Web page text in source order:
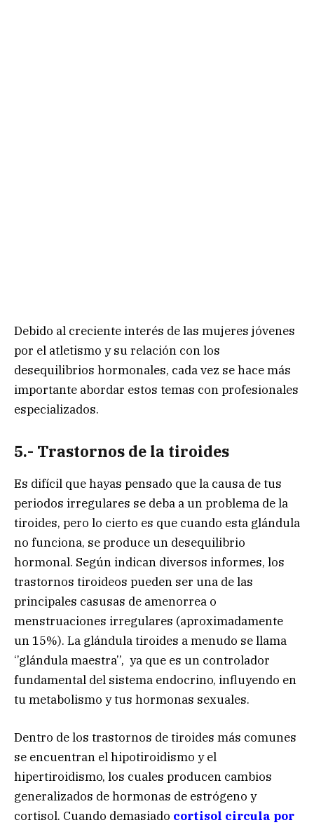
Debido al creciente interés de las mujeres jóvenes
por el atletismo y su relación con los
desequilibrios hormonales, cada vez se hace más
importante abordar estos temas con profesionales
especializados.
5.- Trastornos de la tiroides
Es difícil que hayas pensado que la causa de tus
periodos irregulares se deba a un problema de la
tiroides, pero lo cierto es que cuando esta glándula
no funciona, se produce un desequilibrio
hormonal. Según indican diversos informes, los
trastornos tiroideos pueden ser una de las
principales casusas de amenorrea o
menstruaciones irregulares (aproximadamente
un 15%). La glándula tiroides a menudo se llama
‘’glándula maestra’’, ya que es un controlador
fundamental del sistema endocrino, influyendo en
tu metabolismo y tus hormonas sexuales.
Dentro de los trastornos de tiroides más comunes
se encuentran el hipotiroidismo y el
hipertiroidismo, los cuales producen cambios
generalizados de hormonas de estrógeno y
cortisol. Cuando demasiado cortisol circula por